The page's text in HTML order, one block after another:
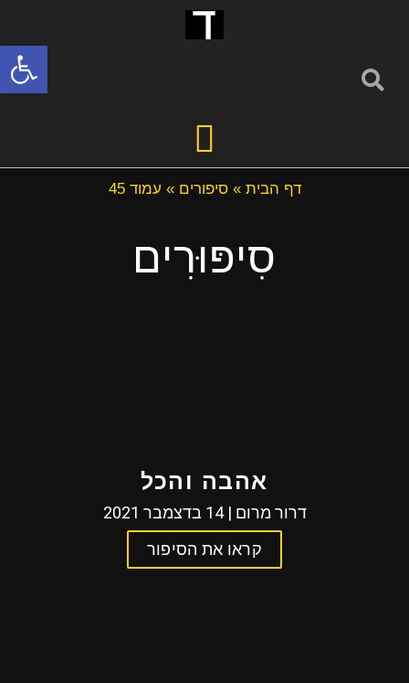
פתח
דף הבית »סיפורים » עמוד 45
סִיפּוּרִים
אהבה והכל
דרור מרום | 14 בדצמבר 2021
קראו את הסיפור